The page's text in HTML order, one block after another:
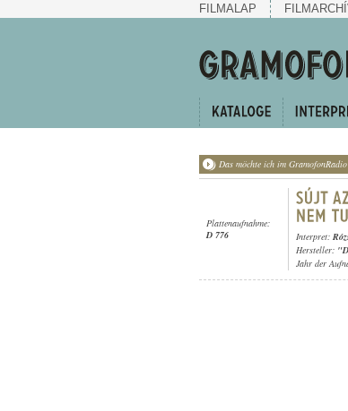
FILMALAP
Das möchte ich im
Plattenaufnahme:
D 776
Interpret:
Hersteller:
Jahr der